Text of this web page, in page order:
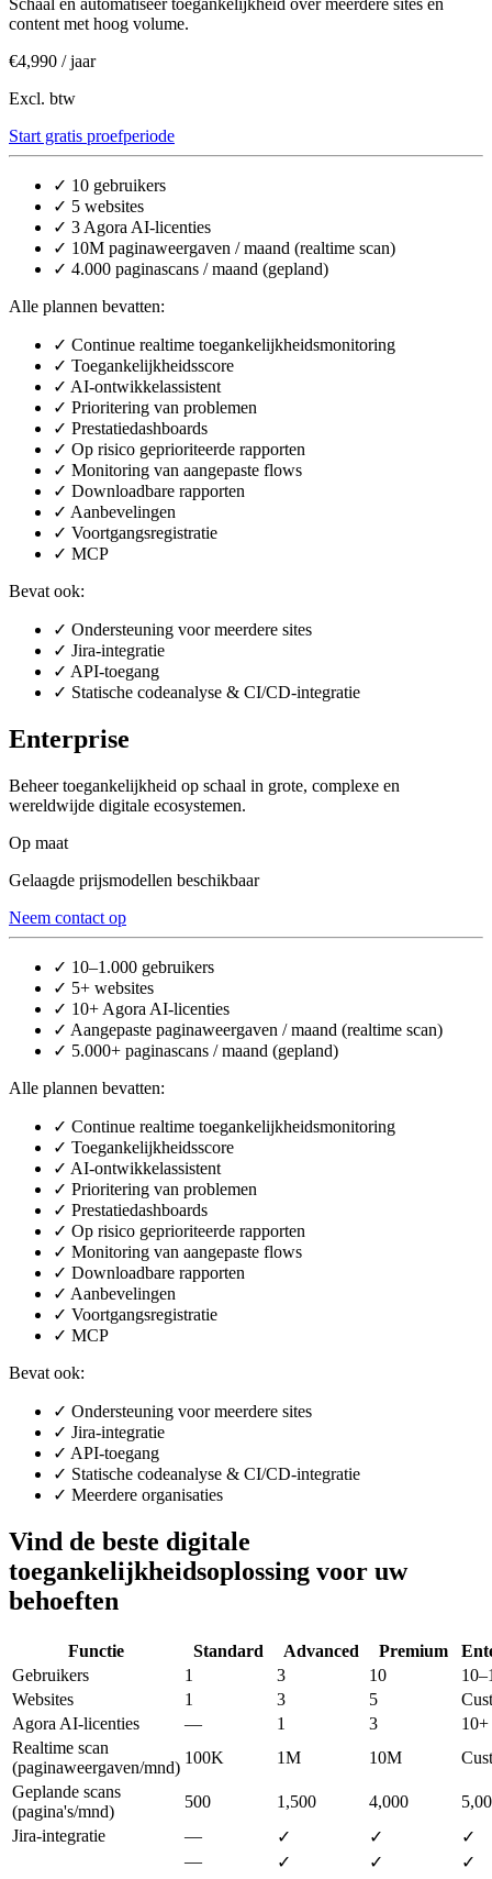
Schaal en automatiseer toegankelijkheid over meerdere sites en
content met hoog volume.
€4,990 / jaar
Excl. btw
Start gratis proefperiode
✓ 10 gebruikers
✓ 5 websites
✓ 3 Agora AI-licenties
✓ 10M paginaweergaven / maand (realtime scan)
✓ 4.000 paginascans / maand (gepland)
Alle plannen bevatten:
✓ Continue realtime toegankelijkheidsmonitoring
✓ Toegankelijkheidsscore
✓ AI-ontwikkelassistent
✓ Prioritering van problemen
✓ Prestatiedashboards
✓ Op risico geprioriteerde rapporten
✓ Monitoring van aangepaste flows
✓ Downloadbare rapporten
✓ Aanbevelingen
✓ Voortgangsregistratie
✓ MCP
Bevat ook:
✓ Ondersteuning voor meerdere sites
✓ Jira-integratie
✓ API-toegang
✓ Statische codeanalyse & CI/CD-integratie
Enterprise
Beheer toegankelijkheid op schaal in grote, complexe en
wereldwijde digitale ecosystemen.
Op maat
Gelaagde prijsmodellen beschikbaar
Neem contact op
✓ 10–1.000 gebruikers
✓ 5+ websites
✓ 10+ Agora AI-licenties
✓ Aangepaste paginaweergaven / maand (realtime scan)
✓ 5.000+ paginascans / maand (gepland)
Alle plannen bevatten:
✓ Continue realtime toegankelijkheidsmonitoring
✓ Toegankelijkheidsscore
✓ AI-ontwikkelassistent
✓ Prioritering van problemen
✓ Prestatiedashboards
✓ Op risico geprioriteerde rapporten
✓ Monitoring van aangepaste flows
✓ Downloadbare rapporten
✓ Aanbevelingen
✓ Voortgangsregistratie
✓ MCP
Bevat ook:
✓ Ondersteuning voor meerdere sites
✓ Jira-integratie
✓ API-toegang
✓ Statische codeanalyse & CI/CD-integratie
✓ Meerdere organisaties
Vind de beste digitale
toegankelijkheidsoplossing voor uw
behoeften
Functie Standard Advanced Premium
Gebruikers
1 3 10
Websites
1 3 5
Agora AI-licenties
— 1 3
10+
Realtime scan
(paginaweergaven/mnd)
100K 1M 10M
Geplande scans
(pagina's/mnd)
500 1,500 4,000
Jira-integratie
— ✓ ✓
✓
—
✓ ✓
✓